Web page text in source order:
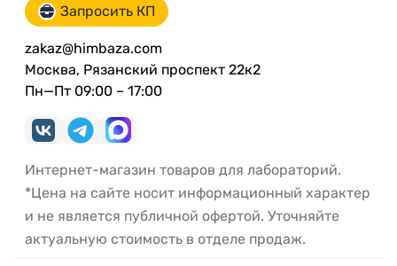
Запросить КП
zakaz@himbaza.com
Москва, Рязанский проспект 22к2
Пн—Пт 09:00 – 17:00
Интернет-магазин товаров для лабораторий.
*Цена на сайте носит информационный характер
и не является публичной офертой. Уточняйте
актуальную стоимость в отделе продаж.